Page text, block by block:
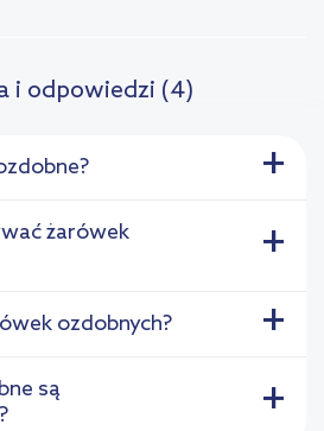
i odpowiedzi (4)
+
żarówek
+
ozdobnych? +
są
+